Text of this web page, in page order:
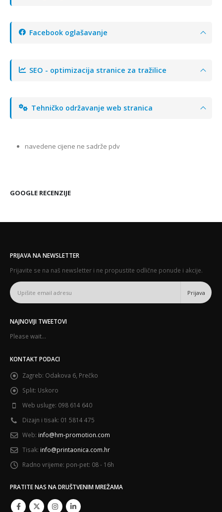
Facebook oglašavanje
SEO - optimizacija stranice za tražilice
Tehničko održavanje web stranica
navedene cijene ne sadrže pdv
GOOGLE RECENZIJE
PRIJAVA NA NEWSLETTER
Prijavite se na naš newsletter i ne propustite odlične ponude i akcije.
NAJNOVIJI TWEETOVI
Please wait...
KONTAKT PODACI
Zagreb: Odakova 6, Prečko
Split: Uskoro
Web usluge: 098 614 640
Dizajn i tisak: 01 5814 475
Web: info@hm-promotion.com
Tisak: info@printaonica.com.hr
Radno vrijeme: pon-pet: 08 - 16h
PRATITE NAS NA DRUŠTVENIM MREŽAMA